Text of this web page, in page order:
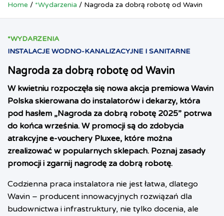
Home *Wydarzenia Nagroda za dobrą robotę od Wavin
*WYDARZENIA
INSTALACJE WODNO-KANALIZACYJNE I SANITARNE
Nagroda za dobrą robotę od Wavin
W kwietniu rozpoczęła się nowa akcja premiowa Wavin
Polska skierowana do instalatorów i dekarzy, która
pod hasłem „Nagroda za dobrą robotę 2025” potrwa
do końca września. W promocji są do zdobycia
atrakcyjne e-vouchery Pluxee, które można
zrealizować w popularnych sklepach. Poznaj zasady
promocji i zgarnij nagrodę za dobrą robotę.
Codzienna praca instalatora nie jest łatwa, dlatego
Wavin – producent innowacyjnych rozwiązań dla
budownictwa i infrastruktury, nie tylko docenia, ale